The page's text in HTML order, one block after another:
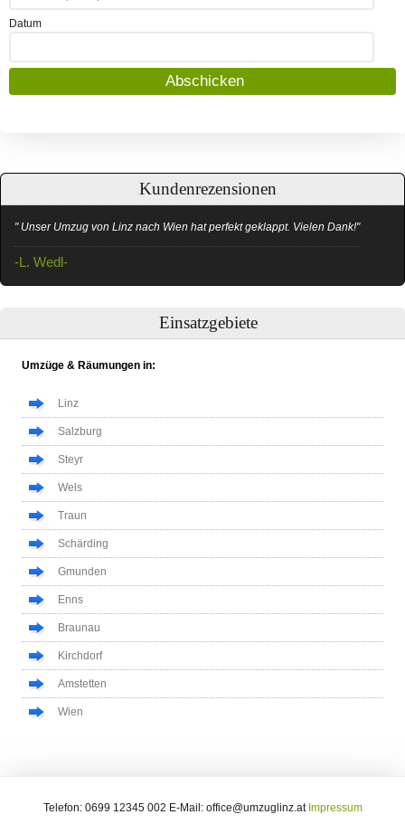
Datum
Kundenrezensionen
" Unser Umzug von Linz nach Wien hat perfekt geklappt. Vielen Dank!"
-L. Wedl-
Einsatzgebiete
Umzüge & Räumungen in:
Linz
Salzburg
Steyr
Wels
Traun
Schärding
Gmunden
Enns
Braunau
Kirchdorf
Amstetten
Wien
Telefon: 0699 12345 002 E-Mail: office@umzuglinz.at Impressum